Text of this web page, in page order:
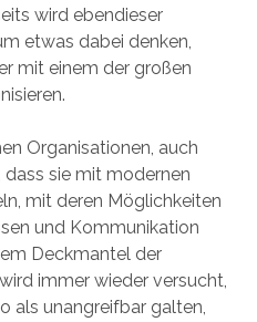
wird ebendieser
etwas dabei denken,
mit einem der großen
Organisationen, auch
sie mit modernen
mit deren Möglichkeiten
und Kommunikation
Deckmantel der
immer wieder versucht,
als unangreifbar galten,